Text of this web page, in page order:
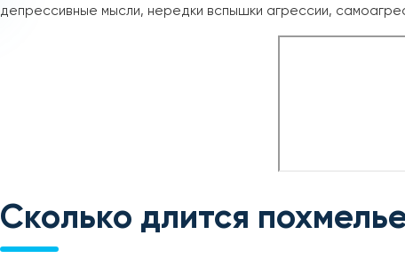
депрессивные мысли, нередки вспышки агрессии,
Сколько длится